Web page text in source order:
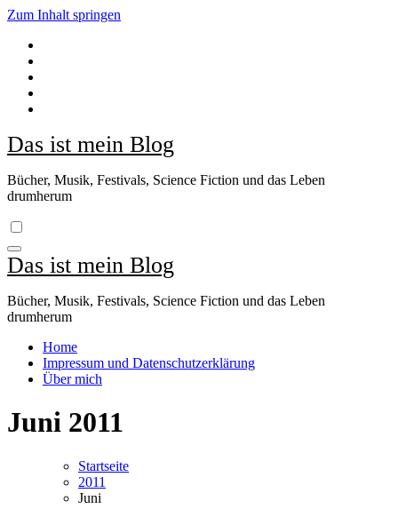
Zum Inhalt springen
Das ist mein Blog
Bücher, Musik, Festivals, Science Fiction und das Leben
drumherum
Das ist mein Blog
Bücher, Musik, Festivals, Science Fiction und das Leben
drumherum
Home
Impressum und Datenschutzerklärung
Über mich
Juni 2011
Startseite
2011
Juni